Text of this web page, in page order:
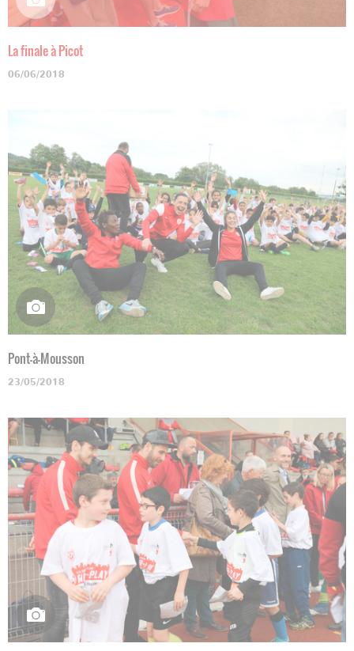
La finale à Picot
06/06/2018
Pont-à-Mousson
23/05/2018